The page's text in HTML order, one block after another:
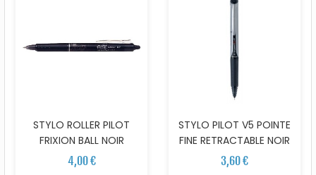
STYLO ROLLER PILOT
FRIXION BALL NOIR
4,00 €
STYLO PILOT V5 POINTE
FINE RETRACTABLE NOIR
3,60 €